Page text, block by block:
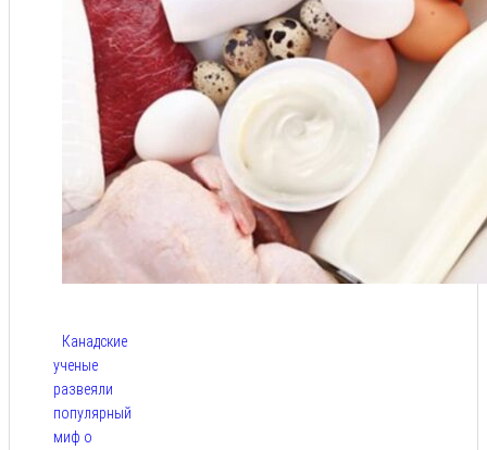
Канадские
ученые
развеяли
популярный
миф о